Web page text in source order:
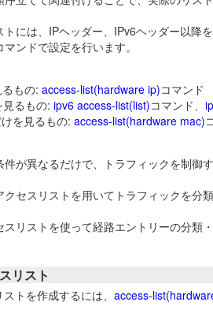
には、IPヘッダー、IPv6ヘッダー以
ンドで設定を行います。
もの: access-list(hardware ip)コマンド
るもの: ipv6 access-list(list)コマンド、
を見るもの: access-list(hardware mac)
が異なるだけで、トラフィックを制
セスリストを用いてトラフィックを分
リストを使って経路エントリーの分類
リスト
トを作成するには、 access-